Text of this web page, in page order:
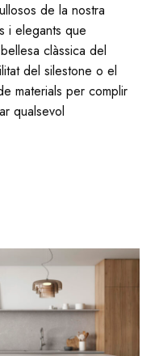
de la nostra
i elegants que
clàssica del
del silestone o el
materials per complir
qualsevol